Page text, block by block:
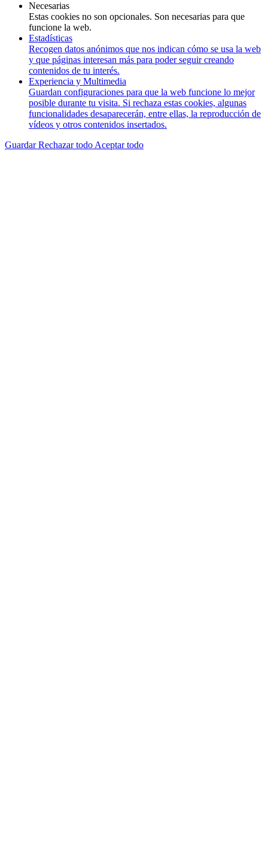
Necesarias
Estas cookies no son opcionales. Son necesarias para que
funcione la web.
Estadísticas
Recogen datos anónimos que nos indican cómo se usa la web
y que páginas interesan más para poder seguir creando
contenidos de tu interés.
Experiencia y Multimedia
Guardan configuraciones para que la web funcione lo mejor
posible durante tu visita. Si rechaza estas cookies, algunas
funcionalidades desaparecerán, entre ellas, la reproducción de
vídeos y otros contenidos insertados.
GuardarRechazar todo Aceptar todo